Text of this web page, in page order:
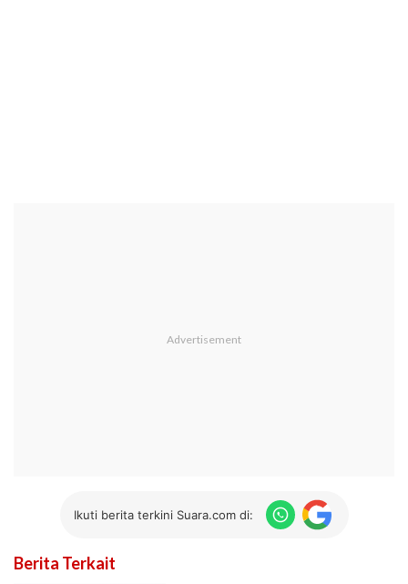
Ikuti berita terkini Suara.com di:
Berita Terkait